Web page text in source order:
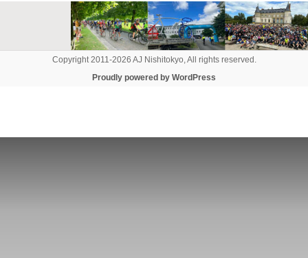
Copyright 2011-2026 AJ Nishitokyo, All rights reserved.
Proudly powered by WordPress